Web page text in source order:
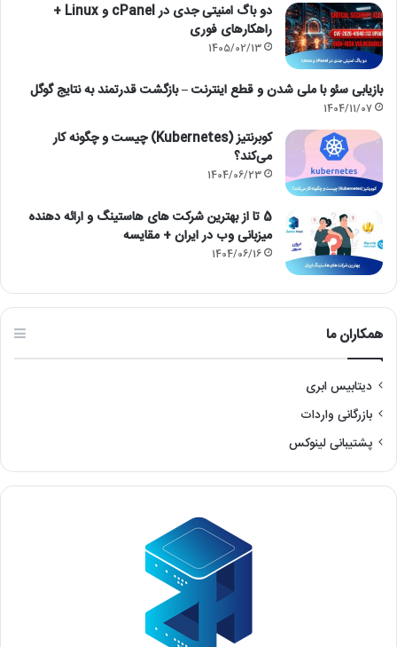
V
M
w
a
r
دو باگ امنیتی جدی در cPanel و Linux +
راهکارهای فوری
1405/02/13
بازیابی سئو با ملی شدن و قطع اینترنت – بازگشت قدرتمند به نتایج گوگل
1404/11/07
کوبرنتیز (Kubernetes) چیست و چگونه کار
می‌کند؟
1404/06/23
5 تا از بهترین شرکت های هاستینگ و ارائه دهنده
میزبانی وب در ایران + مقایسه
1404/06/16
همکاران ما
دیتابیس ابری
بازرگانی واردات
پشتیبانی لینوکس